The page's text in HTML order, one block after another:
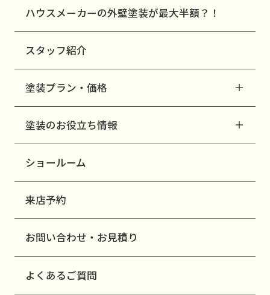
ハウスメーカーの外壁塗装が最大半額？！
スタッフ紹介
塗装プラン・価格
塗装のお役立ち情報
ショールーム
来店予約
お問い合わせ・お見積り
よくあるご質問